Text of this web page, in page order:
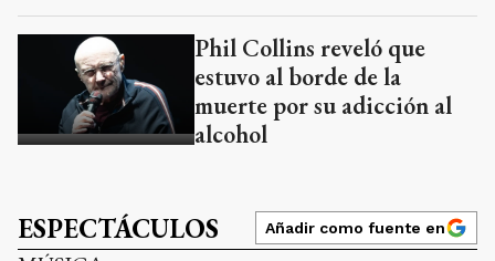
Phil Collins reveló que
estuvo al borde de la
muerte por su adicción al
alcohol
ESPECTÁCULOS Añadir como fuente en